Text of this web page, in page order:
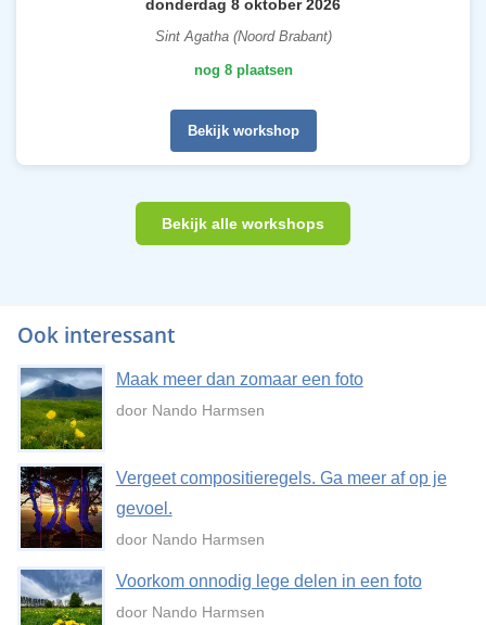
donderdag 8 oktober 2026
Sint Agatha (Noord Brabant)
nog 8 plaatsen
Bekijk workshop
Bekijk alle workshops
Ook interessant
Maak meer dan zomaar een foto
door Nando Harmsen
Vergeet compositieregels. Ga meer af op je
gevoel.
door Nando Harmsen
Voorkom onnodig lege delen in een foto
door Nando Harmsen